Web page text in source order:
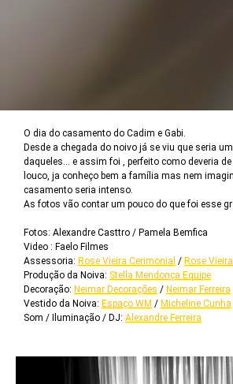
O dia do casamento do Cadim e Gabi.
Desde a chegada do noivo já se viu que seria
daqueles... e assim foi , perfeito como deveria
louco, ja conheço bem a família mas nem
casamento seria intenso.
As fotos vão contar um pouco do que foi esse
Fotos: Alexandre Casttro / Pamela Bemfica
Video : Faelo Filmes
Assessoria: Rose Vieira Cerimonial / Rose Vieira
Produção da Noiva: Stella Mendonça Equipe
Decoração: Neimar Decorações / Neimar Ferreira
Vestido da Noiva: Espaço WM / Micheline Cunha
Som / Iluminação / DJ: Alexandre Ferreira